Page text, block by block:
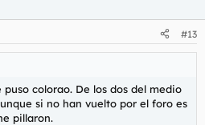
#13
puso colorao. De los dos del medio
si no han vuelto por el foro es
pillaron.